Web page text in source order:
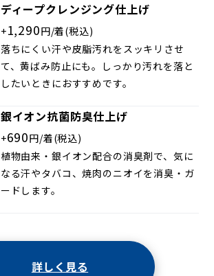
ディープクレンジング仕上げ
+1,290円/着(税込)
落ちにくい汗や皮脂汚れをスッキリさせ
て、黄ばみ防止にも。しっかり汚れを落と
したいときにおすすめです。
銀イオン抗菌防臭仕上げ
+690円/着(税込)
植物由来・銀イオン配合の消臭剤で、気に
なる汗やタバコ、焼肉のニオイを消臭・ガ
ードします。
詳しく見る